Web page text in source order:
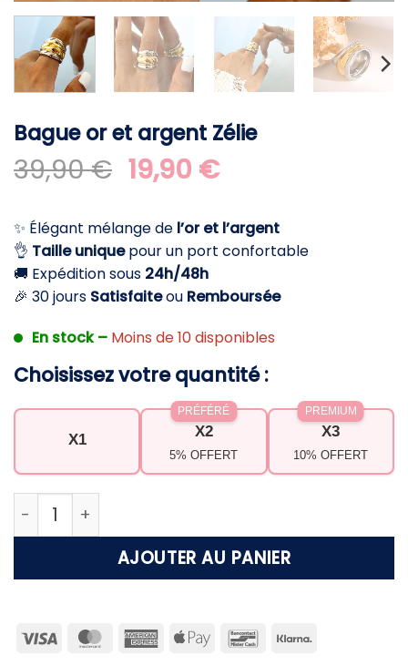
Bague or et argent Zélie
39,90€ Le
prix
initial
était :
39,90 €.
19,90 €Le
actuel
est :
✨ Élégant mélange de l’or et l’argent
👌 Taille uniquepour un port confortable
🚚 Expédition sous 24h/48h
🎉 30 jours Satisfaiteou Remboursée
En stock – Moins de 10 disponibles
Choisissez votre quantité :
X1 X2
5% OFFERT
PRÉFÉRÉ
X3
10% OFFERT
PREMIUM
quantité de Bague or et argent Zélie
AJOUTER AU PANIER
Visa MasterCardAmericanApple
Bancontact
Klarna